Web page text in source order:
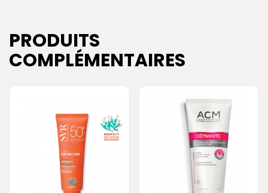
PRODUITS
COMPLÉMENTAIRES